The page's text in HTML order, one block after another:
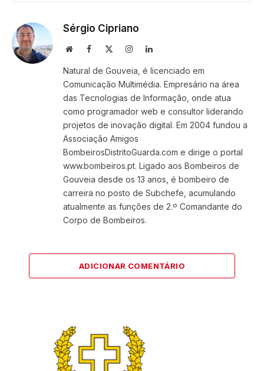
Sérgio Cipriano
WebsiteFacebook InstagramLinkedIn
Natural de Gouveia, é licenciado em
Comunicação Multimédia. Empresário na área
das Tecnologias de Informação, onde atua
como programador web e consultor liderando
projetos de inovação digital. Em 2004 fundou a
Associação Amigos
BombeirosDistritoGuarda.com e dirige o portal
www.bombeiros.pt. Ligado aos Bombeiros de
Gouveia desde os 13 anos, é bombeiro de
carreira no posto de Subchefe, acumulando
atualmente as funções de 2.º Comandante do
Corpo de Bombeiros.
ADICIONAR COMENTÁRIO